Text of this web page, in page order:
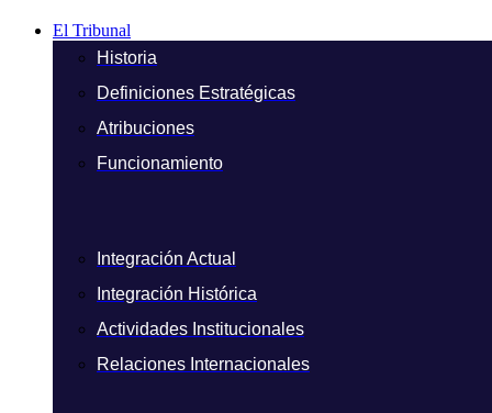
El Tribunal
Historia
Definiciones Estratégicas
Atribuciones
Funcionamiento
Integración Actual
Integración Histórica
Actividades Institucionales
Relaciones Internacionales